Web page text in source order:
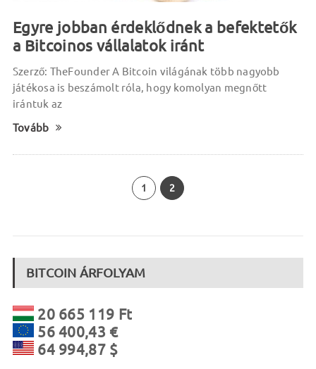
Egyre jobban érdeklődnek a befektetők
a Bitcoinos vállalatok iránt
Szerző: TheFounder A Bitcoin világának több nagyobb
játékosa is beszámolt róla, hogy komolyan megnőtt
irántuk az
Tovább
1 2
BITCOIN ÁRFOLYAM
20 665 119 Ft
56 400,43 €
64 994,87 $